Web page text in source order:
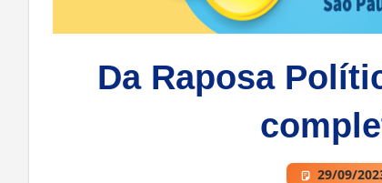
Da Raposa
29/09/